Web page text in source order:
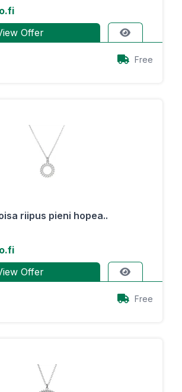
Offer
Free
riipus pieni hopea..
Offer
Free